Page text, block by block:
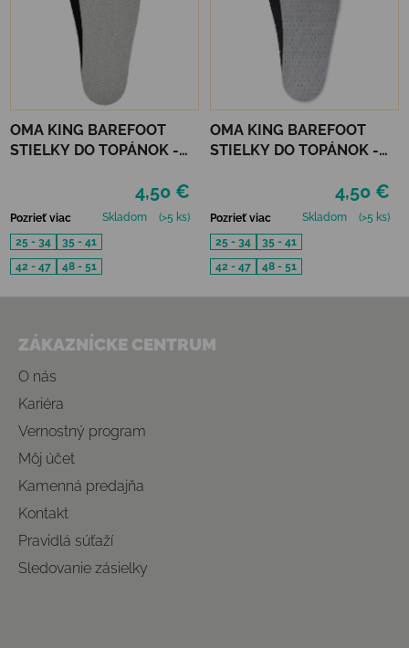
OMA KING BAREFOOT
STIELKY DO TOPÁNOK -
4,50 €
Pozrieť viac Skladom
(>5 ks)
25 - 34
35 - 41
42 - 47
48 - 51
OMA KING BAREFOOT
STIELKY DO TOPÁNOK -
4,50 €
Pozrieť viac Skladom
(>5 ks)
25 - 34
35 - 41
42 - 47
48 - 51
ZÁKAZNÍCKE CENTRUM
O nás
Kariéra
Vernostný program
Môj účet
Kamenná predajňa
Kontakt
Pravidlá súťaží
Sledovanie zásielky